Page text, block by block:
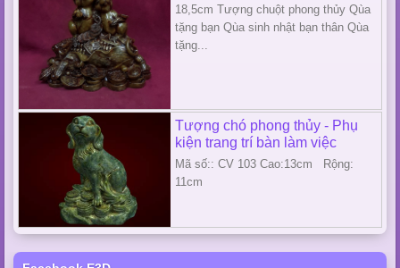
18,5cm Tượng chuột phong thủy Qùa
tặng bạn Qùa sinh nhật bạn thân Qùa
tặng...
Tượng chó phong thủy - Phụ
kiện trang trí bàn làm việc
Mã số:: CV 103 Cao:13cm Rộng:
11cm